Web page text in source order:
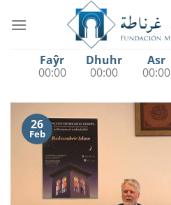
Faŷr
00:00
Dhuhr
00:00
Asr
00:00
26
Feb